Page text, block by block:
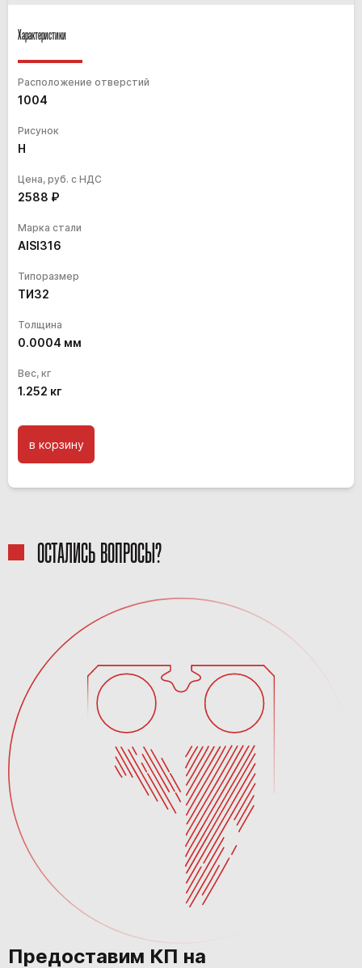
Характеристики
Расположение отверстий
1004
Рисунок
H
Цена, руб. с НДС
2588 ₽
Марка стали
AISI316
Типоразмер
ТИ32
Толщина
0.0004 мм
Вес, кг
1.252 кг
в корзину
ОСТАЛИСЬ ВОПРОСЫ?
Предоставим КП на